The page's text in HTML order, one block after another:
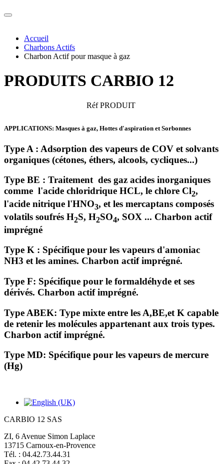
Accueil
Charbons Actifs
Charbon Actif pour masque à gaz
PRODUITS CARBIO 12
Réf PRODUIT
APPLICATIONS: Masques à gaz, Hottes d'aspiration et Sorbonnes
Type A : Adsorption des vapeurs de COV et solvants
organiques (cétones, éthers, alcools, cycliques...)
Type BE : Traitement des gaz acides inorganiques
comme l'acide chloridrique HCL, le chlore Cl2,
l'acide nitrique l'HNO3, et les mercaptans composés
volatils soufrés H2S, H2SO4, SOX ... Charbon actif
imprégné
Type K : Spécifique pour les vapeurs d'amoniac
NH3 et les amines. Charbon actif imprégné.
Type F: Spécifique pour le formaldéhyde et ses
dérivés. Charbon actif imprégné.
Type ABEK: Type mixte entre les A,BE,et K capable
de retenir les molécules appartenant aux trois types.
Charbon actif imprégné.
Type MD: Spécifique pour les vapeurs de mercure
(Hg)
CARBIO 12 SAS
ZI, 6 Avenue Simon Laplace
13715 Carnoux-en-Provence
Tél. : 04.42.73.44.31